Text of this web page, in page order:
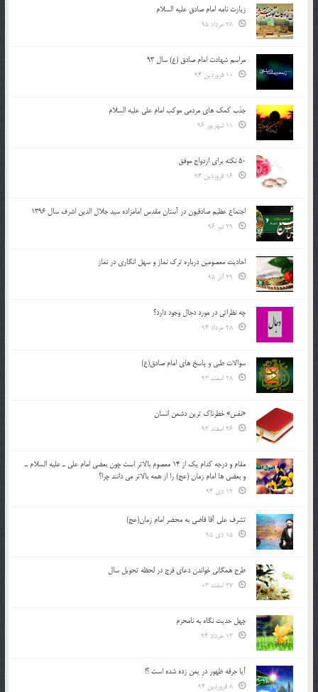
زیارت نامه امام صادق علیه السلام
مراسم شهادت امام صادق (ع) سال 93
جذب کمک های مردمی موکب امام علی علیه السلام
50 نکته برای ازدواج موفق
اجتماع عظیم صادقیون در آستان مقدس امامزاده سید جلال الدین اشرف سال 1396
احادیث معصومین درباره ترک نماز و سهل انگاری در نماز
چه نظراتی در مورد دجال وجود دارد؟
سوالات طبی و پاسخ های امام صادق(ع)
«نفس» خطرناک ترین دشمن انسان
مقام و درجه كدام يك از 14 معصوم بالاتر است چون بعضي امام علي ـ عليه السلام ـ
و بعضي ها امام زمان (عج) را از همه بالاتر مي دانند چرا؟
تشرف علي آقا قاضي به محضر امام زمان(عج)
طرح همگانی خواندن دعای فرج در لحظه تحویل سال
چهل حدیث نگاه به نامحرم
آیا جرقه ظهور در یمن زده شده است ؟!